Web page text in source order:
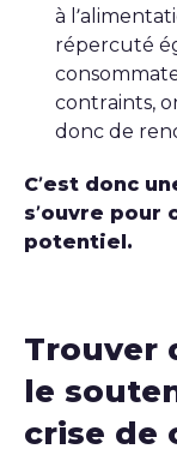
à
répercuté
contraints,
donc de
C’est donc
s’ouvre pour
potentiel.
Trouver
le
crise de